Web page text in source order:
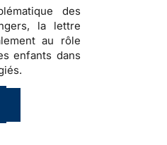
des
la lettre
au rôle
enfants dans